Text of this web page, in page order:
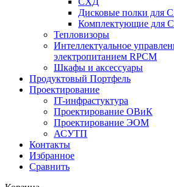
Дисковые полки для
Комплектующие для
Тепловизоры
Интеллектуальное
электропитанием RPCM
Шкафы и аксессуары
Продуктовый Портфель
Проектирование
IT-инфрастуктура
Проектирование ОВиК
Проектирование ЭОМ
АСУТП
Контакты
Избранное
Сравнить